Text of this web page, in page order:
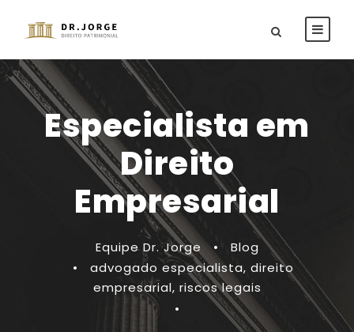
Especialista em
Direito
Empresarial
Equipe Dr. Jorge •
Blog
•
advogado especialista, direito
empresarial, riscos legais
•